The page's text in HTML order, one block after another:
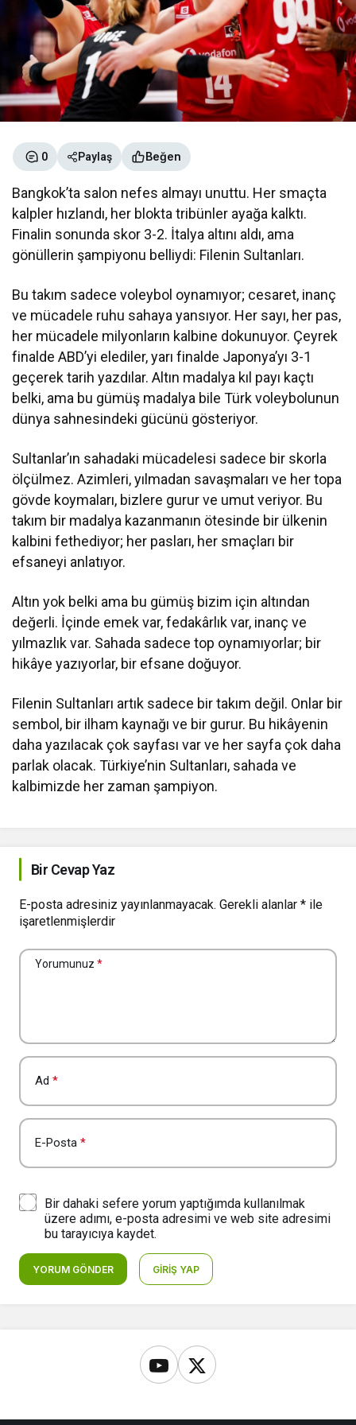
Erkan Doğan
"Sessizliğin Yarattığı Soru İşaretleri"
Volkan Herken
İlker Karabudak
"Dünya Kupası’nın Ruhu Hâlâ Ölmemiş"
0 Paylaş Beğen
Bangkok’ta salon nefes almayı unuttu. Her smaçta
kalpler hızlandı, her blokta tribünler ayağa kalktı.
Finalin sonunda skor 3-2. İtalya altını aldı, ama
gönüllerin şampiyonu belliydi: Filenin Sultanları.
Bu takım sadece voleybol oynamıyor; cesaret, inanç
ve mücadele ruhu sahaya yansıyor. Her sayı, her pas,
her mücadele milyonların kalbine dokunuyor. Çeyrek
finalde ABD’yi elediler, yarı finalde Japonya’yı 3-1
geçerek tarih yazdılar. Altın madalya kıl payı kaçtı
belki, ama bu gümüş madalya bile Türk voleybolunun
dünya sahnesindeki gücünü gösteriyor.
Sultanlar’ın sahadaki mücadelesi sadece bir skorla
ölçülmez. Azimleri, yılmadan savaşmaları ve her topa
gövde koymaları, bizlere gurur ve umut veriyor. Bu
takım bir madalya kazanmanın ötesinde bir ülkenin
kalbini fethediyor; her pasları, her smaçları bir
efsaneyi anlatıyor.
Altın yok belki ama bu gümüş bizim için altından
değerli. İçinde emek var, fedakârlık var, inanç ve
yılmazlık var. Sahada sadece top oynamıyorlar; bir
hikâye yazıyorlar, bir efsane doğuyor.
Filenin Sultanları artık sadece bir takım değil. Onlar bir
sembol, bir ilham kaynağı ve bir gurur. Bu hikâyenin
daha yazılacak çok sayfası var ve her sayfa çok daha
parlak olacak. Türkiye’nin Sultanları, sahada ve
kalbimizde her zaman şampiyon.
Bir Cevap Yaz
E-posta adresiniz yayınlanmayacak. Gerekli alanlar * ile
işaretlenmişlerdir
Yorumunuz *
Ad *
E-Posta *
Bir dahaki sefere yorum yaptığımda kullanılmak
üzere adımı, e-posta adresimi ve web site adresimi
bu tarayıcıya kaydet.
YORUM GÖNDER GIRIŞ YAP